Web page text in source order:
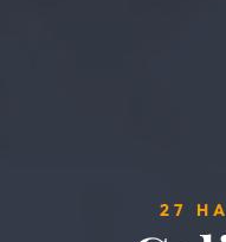
27